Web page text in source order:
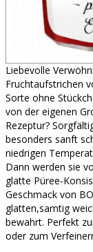
Liebevolle
Fruchtaufstrichen
Sorte ohne
von der eigenen
Rezeptur?
besonders sanft
niedrigen
Dann werden sie
glatte Püree-
Geschmack von
glatten,samtig
bewahrt. Perfekt
oder zum